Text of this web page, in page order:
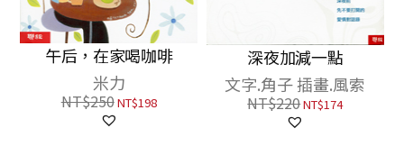
午后，在家喝咖啡
米力
NT$250NT$198
深夜加減一點
文字.角子 插畫.風索
NT$220NT$174